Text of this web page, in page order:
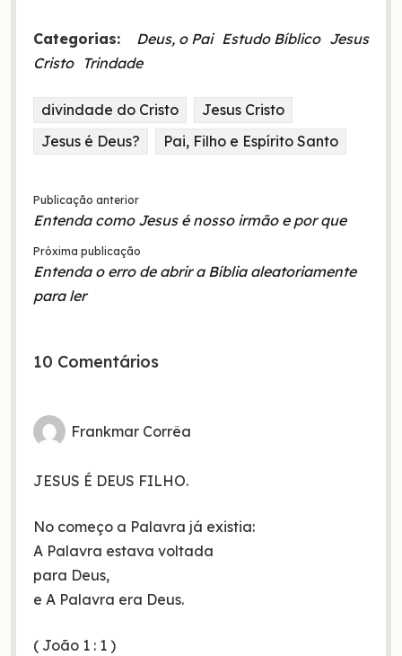
Categorias: Deus, o Pai Estudo Bíblico Jesus
Cristo
Trindade
divindade do Cristo
Jesus Cristo
Jesus é Deus?
Pai, Filho e Espírito Santo
Publicação anterior
Entenda como Jesus é nosso irmão e por que
Próxima publicação
Entenda o erro de abrir a Bíblia aleatoriamente
para ler
10 Comentários
Frankmar Corrêa
JESUS É DEUS FILHO.
No começo a Palavra já existia:
A Palavra estava voltada
para Deus,
e A Palavra era Deus.
( João 1 : 1 )